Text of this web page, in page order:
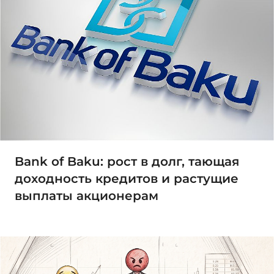
Bank of Baku: рост в долг, тающая
доходность кредитов и растущие
выплаты акционерам